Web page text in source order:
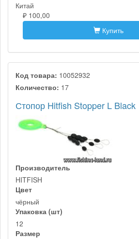
Китай
₽ 100,00
Купить
Код товара: 10052932
Количество: 17
Стопор Hitfish Stopper L Black
Производитель
HITFISH
Цвет
чёрный
Упаковка (шт)
12
Размер